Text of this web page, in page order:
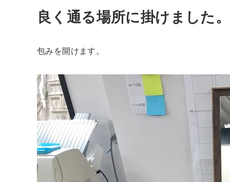
良く通る場所に掛けました。
包みを開けます。